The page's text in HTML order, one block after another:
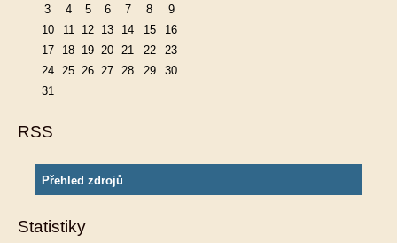
3
4 5 6 7 8
9
10
11 12 13 14 15
16
17
18 19 20 21 22
23
24
25 26 27 28 29
30
31
RSS
Přehled zdrojů
Statistiky